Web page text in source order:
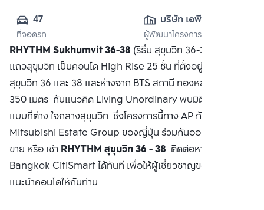
47
ที่จอดรถ
บริษัท เอพี (ไทย
แลนด์)
จำกัด(มหาชน)
ผู้พัฒนาโครงการ
RHYTHM Sukhumvit 36-38 (ริธึ่ม สุขุมวิท 36-38) คอนโด
แถวสุขุมวิท เป็นคอนโด High Rise 25 ชั้น ที่ตั้งอยู่ระหว่างซอย
สุขุมวิท 36 และ 38 และห่างจาก BTS สถานี ทองหล่อ ประมาณ
350 เมตร กับแนวคิด Living Unordinary พบมิติการใช้ชีวิตรูป
แบบที่ต่าง ใจกลางสุขุมวิท ซึ่งโครงการนี้ทาง AP กับ
Mitsubishi Estate Group ของญี่ปุ่น ร่วมกันออกแบบ ซื้อ
ขาย หรือ เช่า RHYTHM สุขุมวิท 36 - 38 ติดต่อหาเรา
Bangkok CitiSmart ได้ทันที เพื่อให้ผู้เชี่ยวชาญของเราได้
แนะนำคอนโดให้กับท่าน